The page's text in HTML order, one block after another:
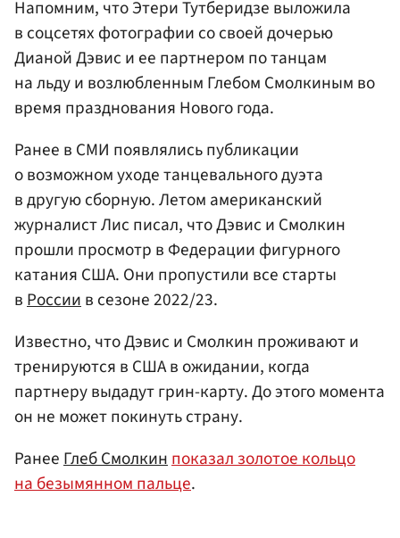
Напомним, что Этери Тутберидзе выложила
в соцсетях фотографии со своей дочерью
Дианой Дэвис и ее партнером по танцам
на льду и возлюбленным Глебом Смолкиным во
время празднования Нового года.
Ранее в СМИ появлялись публикации
о возможном уходе танцевального дуэта
в другую сборную. Летом американский
журналист Лис писал, что Дэвис и Смолкин
прошли просмотр в Федерации фигурного
катания США. Они пропустили все старты
вРоссиив сезоне 2022/23.
Известно, что Дэвис и Смолкин проживают и
тренируются в США в ожидании, когда
партнеру выдадут грин-карту. До этого момента
он не может покинуть страну.
РанееГлеб Смолкинпоказал золотое кольцо
на безымянном пальце.